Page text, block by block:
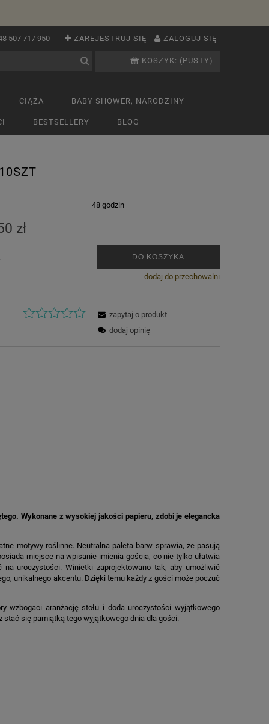
ZAREJESTRUJ SIĘ ZALOGUJ SIĘ
507 717 950
KOSZYK: (PUSTY)
CIĄŻA BABY SHOWER, NARODZINY
BESTSELLERY BLOG
48 godzin
zł
DO KOSZYKA
dodaj do przechowalni
zapytaj o produkt
dodaj opinię
Wykonane z wysokiej jakości papieru, zdobi je elegancka
motywy roślinne. Neutralna paleta barw sprawia, że pasują
miejsce na wpisanie imienia gościa, co nie tylko ułatwia
uroczystości. Winietki zaprojektowano tak, aby umożliwić
unikalnego akcentu. Dzięki temu każdy z gości może poczuć
wzbogaci aranżację stołu i doda uroczystości wyjątkowego
stać się pamiątką tego wyjątkowego dnia dla gości.